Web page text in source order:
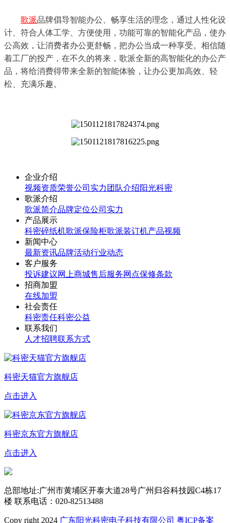
歌派品牌倡导智能办公、畅享生活的理念，通过人性化设
计、符合人体工学、方便使用，功能可靠的智能化产品，使办
公高效，让消费者办公更舒畅，把办公当成一种享受。相信随
着工厂的投产， 在不久的将来，歌派全新的高智能化的办公产
品，将给消费得带来全新的智能体验，让办公更加高效、轻
松、充满乐趣。
企业介绍
视频资质荣誉公司实力 团队介绍阳光科密
歌派介绍
歌派简介品牌定位公司实力
产品展示
科密碎纸机歌派保险柜歌派装订机产品视频
新闻中心
最新资讯品牌活动行业动态
客户服务
投诉建议网上商城售后服务网点保修条款
招商加盟
在线加盟
社会责任
科密责任科密公益
联系我们
人才招聘联系方式
科密天猫官方旗舰店
点击进入
科密京东官方旗舰店
点击进入
总部地址:广州市黄埔区开泰大道28号广州归谷科技园C4栋17
楼 联系电话：020-82513488
Copy right 2024 广东阳光科密电子科技有限公司 粤ICP备案